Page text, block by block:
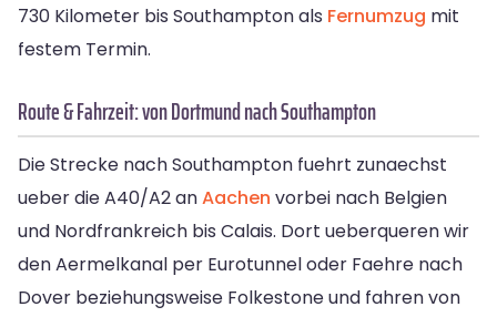
730 Kilometer bis Southampton als Fernumzug mit
festem Termin.
Route & Fahrzeit: von Dortmund nach Southampton
Die Strecke nach Southampton fuehrt zunaechst
ueber die A40/A2 anAachen vorbei nach Belgien
und Nordfrankreich bis Calais. Dort ueberqueren wir
den Aermelkanal per Eurotunnel oder Faehre nach
Dover beziehungsweise Folkestone und fahren von